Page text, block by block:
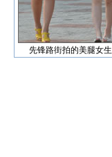
先锋路街拍的美腿女生